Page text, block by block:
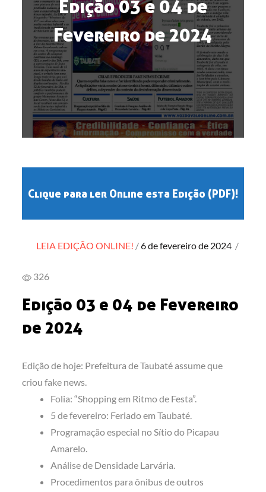
Edição 03 e 04 de
Fevereiro de 2024
Clique para ler Online esta Edição (PDF)!
LEIA EDIÇÃO ONLINE! Posted
6 de fevereiro de 2024 /
326
Edição 03 e 04 de Fevereiro
de 2024
Edição de hoje: Prefeitura de Taubaté assume que
criou fake news.
Folia: “Shopping em Ritmo de Festa”.
5 de fevereiro: Feriado em Taubaté.
Programação especial no Sítio do Picapau
Amarelo.
Análise de Densidade Larvária.
Procedimentos para ônibus de outros